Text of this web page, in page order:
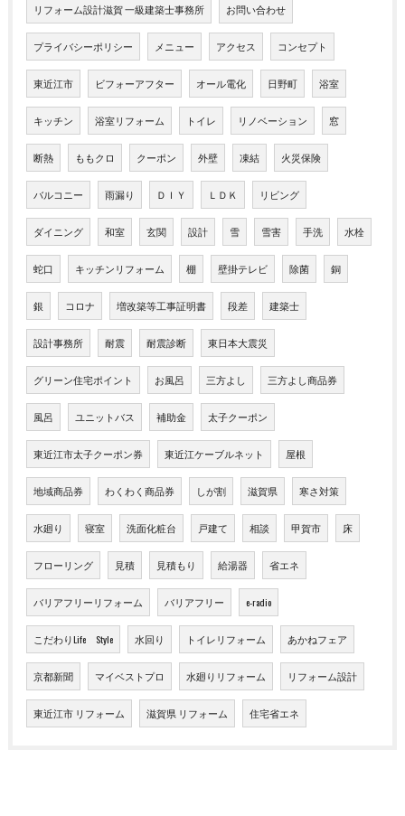
リフォーム設計滋賀 一級建築士事務所 お問い合わせ
プライバシーポリシー メニュー アクセス コンセプト
東近江市 ビフォーアフター オール電化 日野町 浴室
キッチン 浴室リフォーム トイレ リノベーション 窓
断熱 ももクロ クーポン 外壁 凍結 火災保険
バルコニー 雨漏り ＤＩＹ ＬＤＫ リビング
ダイニング 和室 玄関 設計 雪 雪害 手洗 水栓
蛇口 キッチンリフォーム 棚 壁掛テレビ 除菌 銅
銀 コロナ 増改築等工事証明書 段差 建築士
設計事務所 耐震 耐震診断 東日本大震災
グリーン住宅ポイント お風呂 三方よし 三方よし商品券
風呂 ユニットバス 補助金 太子クーポン
東近江市太子クーポン券 東近江ケーブルネット 屋根
地域商品券 わくわく商品券 しが割 滋賀県 寒さ対策
水廻り 寝室 洗面化粧台 戸建て 相談 甲賀市 床
フローリング 見積 見積もり 給湯器 省エネ
バリアフリーリフォーム バリアフリー e-radio
こだわりLife Style 水回り トイレリフォーム あかねフェア
京都新聞 マイベストプロ 水廻りリフォーム リフォーム設計
東近江市 リフォーム 滋賀県 リフォーム 住宅省エネ